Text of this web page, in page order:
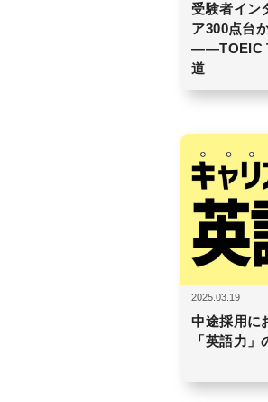
受験者イン
ア300点台
――TOEIC
道
2025.03.19
中途採用に
「英語力